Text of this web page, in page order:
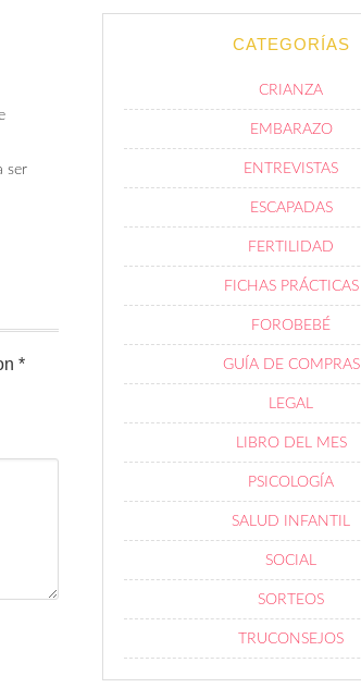
ser
*
CATEGORÍAS
CRIANZA
EMBARAZO
ENTREVISTAS
ESCAPADAS
FERTILIDAD
FICHAS PRÁCTICAS
FOROBEBÉ
GUÍA DE COMPRAS
LEGAL
LIBRO DEL MES
PSICOLOGÍA
SALUD INFANTIL
SOCIAL
SORTEOS
TRUCONSEJOS